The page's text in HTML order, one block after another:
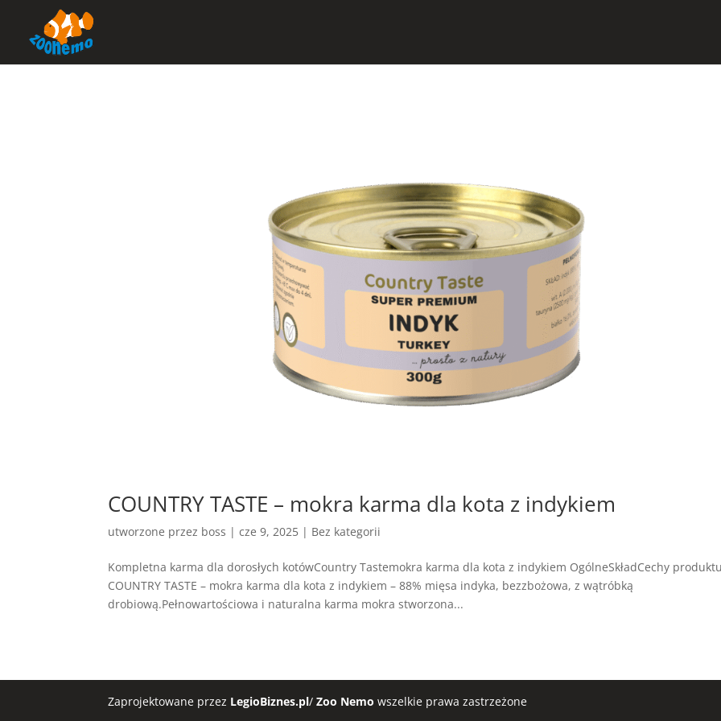
COUNTRY TASTE – mokra karma dla kota z indykiem
utworzone przez boss |cze 9, 2025 | Bez kategorii
Kompletna karma dla dorosłych kotówCountry Tastemokra karma dla kota z indykiem OgólneSkładCechy
COUNTRY TASTE – mokra karma dla kota z indykiem – 88% mięsa indyka, bezzbożowa, z wątróbką
drobiową.Pełnowartościowa i naturalna karma mokra stworzona...
Zaprojektowane przez LegioBiznes.pl/Zoo Nemo wszelkie prawa zastrzeżone